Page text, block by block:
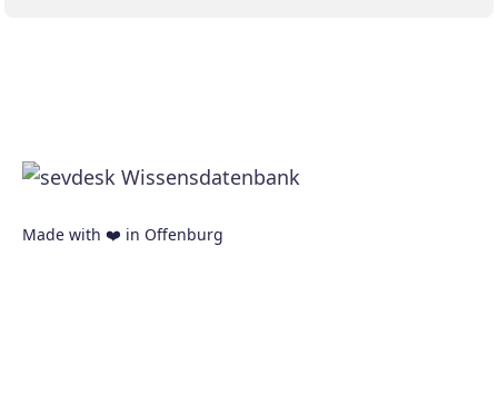
Made with ❤️ in Offenburg